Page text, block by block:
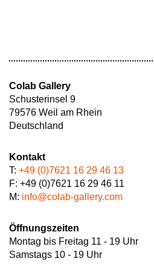
Colab Gallery
Schusterinsel 9
79576 Weil am Rhein
Deutschland
Kontakt
T: +49 (0)7621 16 29 46 13
F: +49 (0)7621 16 29 46 11
M: info@colab-gallery.com
Öffnungszeiten
Montag bis Freitag 11 - 19 Uhr
Samstags 10 - 19 Uhr